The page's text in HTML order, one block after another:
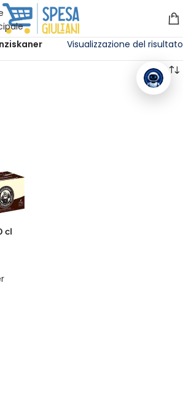
Clicca qui e ti richiamiamo noi
Visualizzazione del risultato
cl